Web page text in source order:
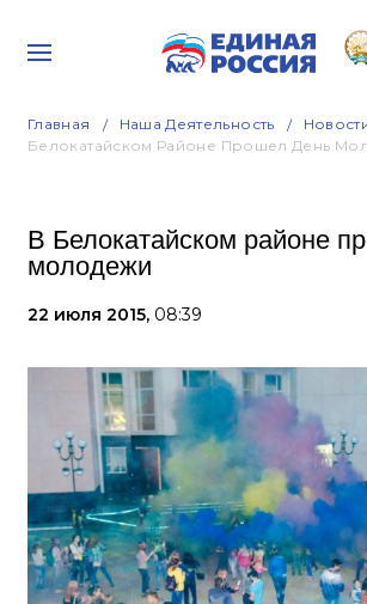
Главная Наша Деятельность
Белокатайском Районе Прошел День
В Белокатайском районе
молодежи
22 июля 2015, 08:39